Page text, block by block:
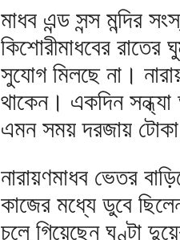
মাধব এন্ড সন্স মন্দির
কিশোরীমাধবের
সুযোগ মিলছে না।
থাকেন। একদিন সন্ধ্যা
এমন সময় দরজায়
নারায়ণমাধব ভেতর
কাজের মধ্যে ডুবে
চলে গিয়েছেন ঘণ্টা